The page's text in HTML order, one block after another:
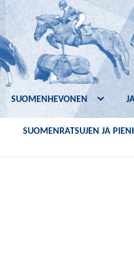
SUOMENHEVONEN
SUOMENRATSUJEN JA